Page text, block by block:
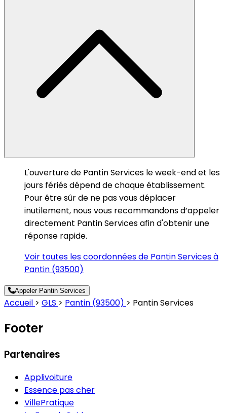
L'ouverture de Pantin Services le week-end et les
jours fériés dépend de chaque établissement.
Pour être sûr de ne pas vous déplacer
inutilement, nous vous recommandons d’appeler
directement Pantin Services afin d'obtenir une
réponse rapide.
Voir toutes les coordonnées de Pantin Services à
Pantin (93500)
Appeler Pantin Services
Accueil > GLS > Pantin (93500) > Pantin Services
Footer
Partenaires
Applivoiture
Essence pas cher
VillePratique